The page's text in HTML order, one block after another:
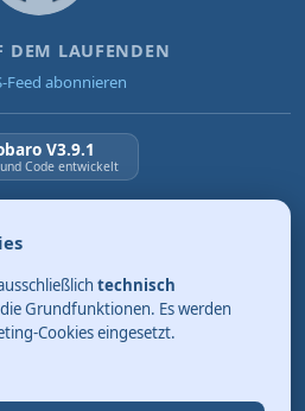
DEM LAUFENDEN
Feed abonnieren
V3.9.1
Code entwickelt
03.08.2026
kann so einfach sein.
01.08.2026
technisch
Grundfunktionen. Es werden
Cookies eingesetzt.